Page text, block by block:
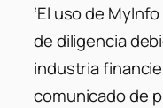
‘El uso de
de diligencia
industria
comunicado de